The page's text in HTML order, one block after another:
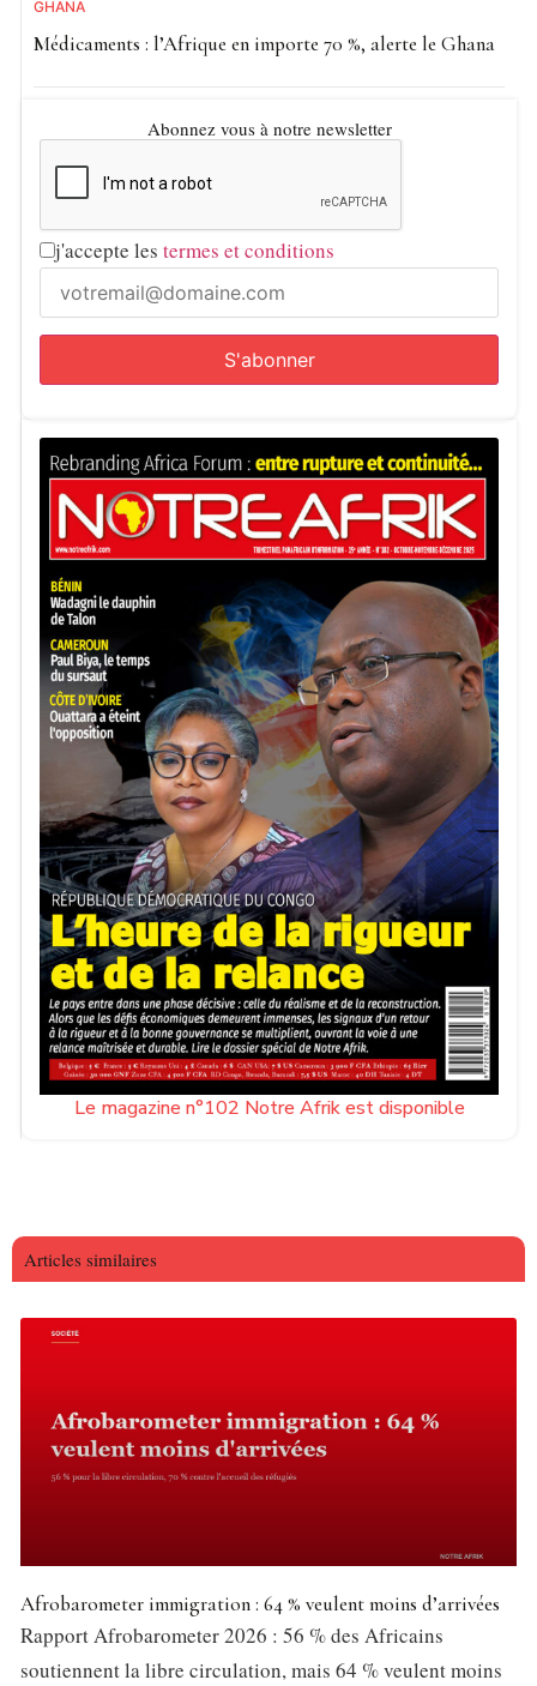
GHANA
Médicaments : l’Afrique en importe 70 %, alerte le Ghana
Abonnez vous à notre newsletter
j'accepte les termes et conditions
Le magazine n°102 Notre Afrik est disponible
Articles similaires
Afrobarometer immigration : 64 % veulent moins d’arrivées
Rapport Afrobarometer 2026 : 56 % des Africains
soutiennent la libre circulation, mais 64 % veulent moins